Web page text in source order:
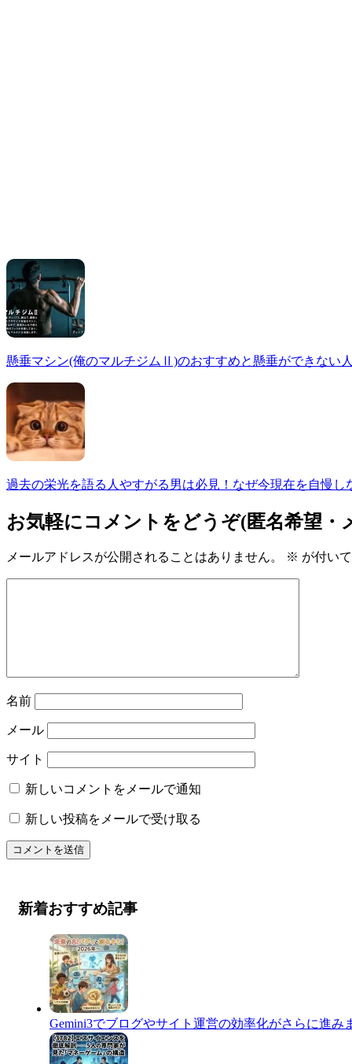
懸垂マシン(俺のマルチジムⅡ)のおすすめと懸垂ができない
過去の栄光を語る人やすがる男は必見！なぜ今現在を自慢し
お気軽にコメントをどうぞ(匿名希望・
メールアドレスが公開されることはありません。 ※ が付い
名前
メール
サイト
新しいコメントをメールで通知
新しい投稿をメールで受け取る
新着おすすめ記事
Gemini3でブログやサイト運営の効率化がさらに進み